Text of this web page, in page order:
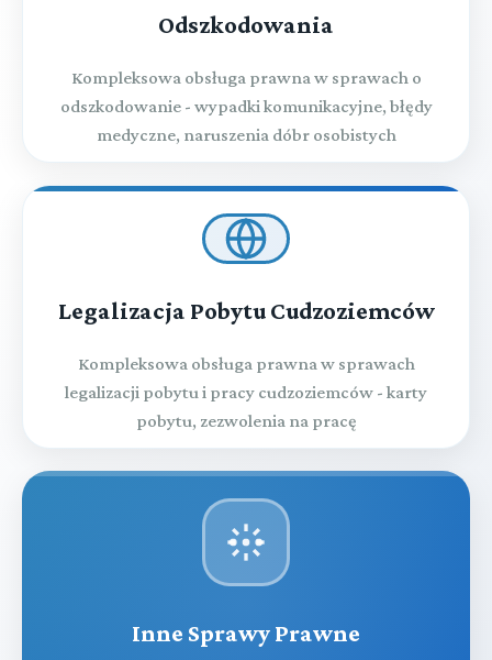
Odszkodowania
Kompleksowa obsługa prawna w sprawach o
odszkodowanie - wypadki komunikacyjne, błędy
medyczne, naruszenia dóbr osobistych
Legalizacja Pobytu Cudzoziemców
Kompleksowa obsługa prawna w sprawach
legalizacji pobytu i pracy cudzoziemców - karty
pobytu, zezwolenia na pracę
Inne Sprawy Prawne